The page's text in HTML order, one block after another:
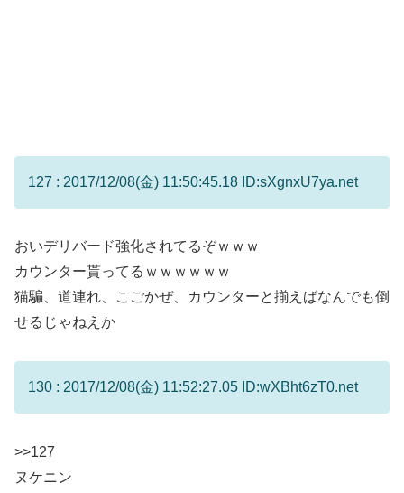
127 : 2017/12/08(金) 11:50:45.18 ID:sXgnxU7ya.net
おいデリバード強化されてるぞｗｗｗ
カウンター貰ってるｗｗｗｗｗｗ
猫騙、道連れ、こごかぜ、カウンターと揃えばなんでも倒
せるじゃねえか
130 : 2017/12/08(金) 11:52:27.05 ID:wXBht6zT0.net
>>127
ヌケニン